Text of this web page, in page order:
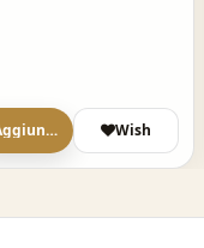
Aggiungi Wish